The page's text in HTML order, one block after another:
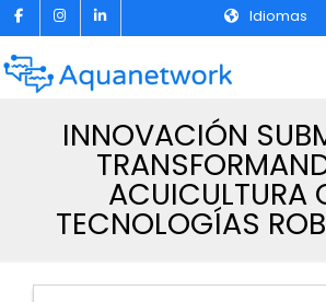
Idiomas
INNOVACIÓN
ACUICULTURA
TECNOLOGÍAS